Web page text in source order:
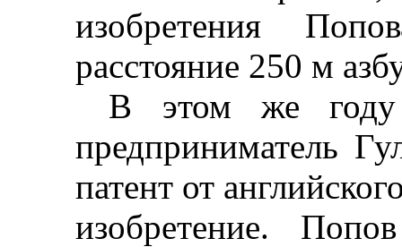
изобретения
расстояние 250 м
В этом же году
предприниматель
патент от
изобретение.